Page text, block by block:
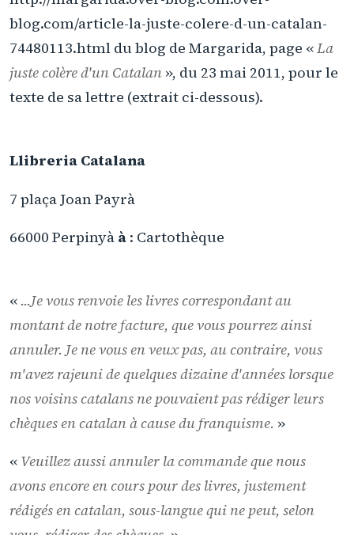
blog.com/article-la-juste-colere-d-un-catalan-
74480113.html du blog de Margarida, page «La
juste colère d'un Catalan », du 23 mai 2011, pour le
texte de sa lettre (extrait ci-dessous).
Llibreria Catalana
7 plaça Joan Payrà
66000 Perpinyà à : Cartothèque
« ...Je vous renvoie les livres correspondant au
montant de notre facture, que vous pourrez ainsi
annuler. Je ne vous en veux pas, au contraire, vous
m'avez rajeuni de quelques dizaine d'années lorsque
nos voisins catalans ne pouvaient pas rédiger leurs
chèques en catalan à cause du franquisme. »
« Veuillez aussi annuler la commande que nous
avons encore en cours pour des livres, justement
rédigés en catalan, sous-langue qui ne peut, selon